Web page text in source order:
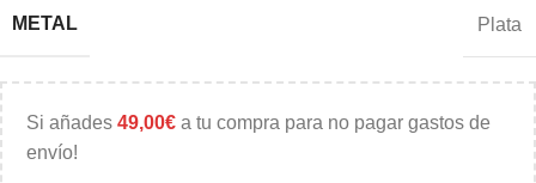
METAL Plata
Si añades 49,00€ a tu compra para no pagar gastos de
envío!